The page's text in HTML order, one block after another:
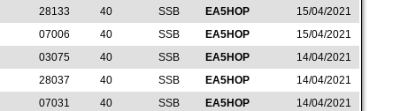
28133 40 SSB EA5HOP
15/04/2021
07006 40 SSB EA5HOP
15/04/2021
03075 40 SSB EA5HOP
14/04/2021
28037 40 SSB EA5HOP
14/04/2021
07031 40 SSB EA5HOP
14/04/2021